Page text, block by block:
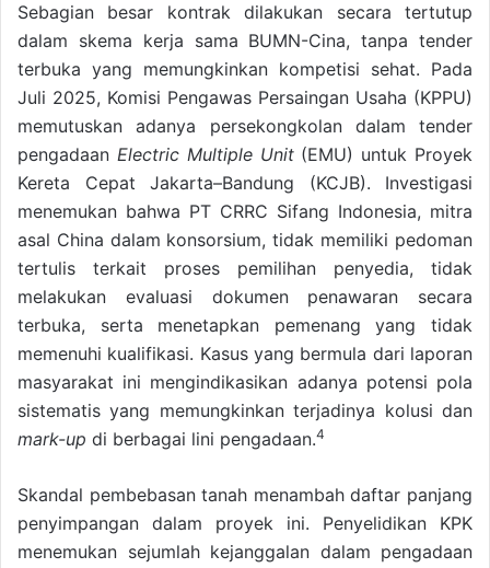
Sebagian besar kontrak dilakukan secara tertutup
dalam skema kerja sama BUMN-Cina, tanpa tender
terbuka yang memungkinkan kompetisi sehat. Pada
Juli 2025, Komisi Pengawas Persaingan Usaha (KPPU)
memutuskan adanya persekongkolan dalam tender
pengadaan Electric Multiple Unit(EMU) untuk Proyek
Kereta Cepat Jakarta–Bandung (KCJB). Investigasi
menemukan bahwa PT CRRC Sifang Indonesia, mitra
asal China dalam konsorsium, tidak memiliki pedoman
tertulis terkait proses pemilihan penyedia, tidak
melakukan evaluasi dokumen penawaran secara
terbuka, serta menetapkan pemenang yang tidak
memenuhi kualifikasi. Kasus yang bermula dari laporan
masyarakat ini mengindikasikan adanya potensi pola
sistematis yang memungkinkan terjadinya kolusi dan
mark-up di berbagai lini pengadaan.4
Skandal pembebasan tanah menambah daftar panjang
penyimpangan dalam proyek ini. Penyelidikan KPK
menemukan sejumlah kejanggalan dalam pengadaan